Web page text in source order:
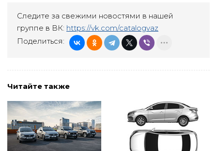
Следите за свежими новостями в нашей
группе в ВК: https://vk.com/catalogvaz
Поделиться:
Читайте также